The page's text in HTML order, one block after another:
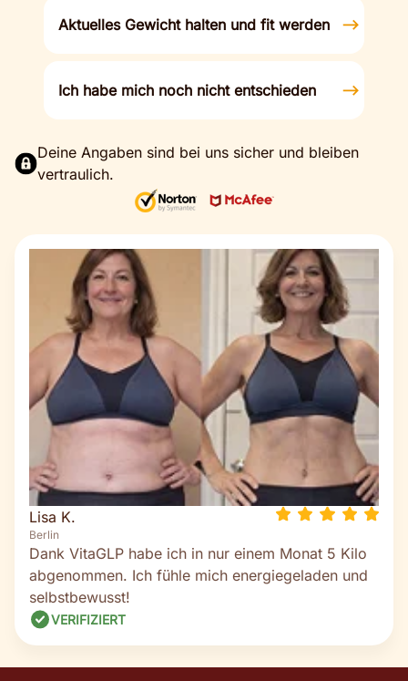
Aktuelles Gewicht halten und fit werden
Ich habe mich noch nicht entschieden
Deine Angaben sind bei uns sicher und bleiben
vertraulich.
Lisa K.
Berlin
Dank VitaGLP habe ich in nur einem Monat 5 Kilo
abgenommen. Ich fühle mich energiegeladen und
selbstbewusst!
VERIFIZIERT